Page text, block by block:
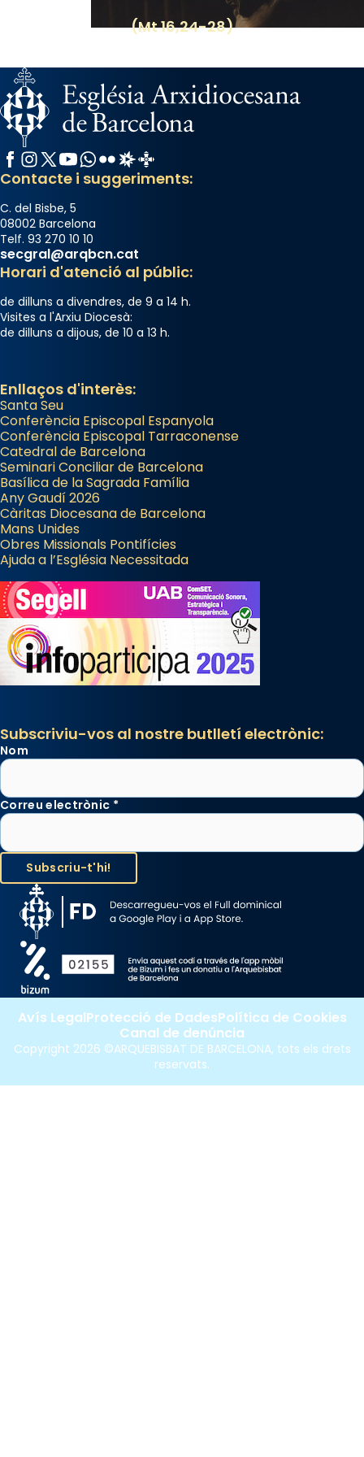
(Mt 16,24-28)
Facebook
Instagram
X / Twitter
YouTube
WhatsApp
FlickrRadio Estel
Catalunya Cristiana
Contacte i suggeriments:
C. del Bisbe, 5
08002 Barcelona
Telf. 93 270 10 10
secgral@arqbcn.cat
Horari d'atenció al públic:
de dilluns a divendres, de 9 a 14 h.
Visites a l'Arxiu Diocesà:
de dilluns a dijous, de 10 a 13 h.
Enllaços d'interès:
Santa Seu
Conferència Episcopal Espanyola
Conferència Episcopal Tarraconense
Catedral de Barcelona
Seminari Conciliar de Barcelona
Basílica de la Sagrada Família
Any Gaudí 2026
Càritas Diocesana de Barcelona
Mans Unides
Obres Missionals Pontifícies
Ajuda a l’Església Necessitada
Subscriviu-vos al nostre butlletí electrònic:
Nom
Correu electrònic *
Copyright 2026 ©ARQUEBISBAT DE BARCELONA, tots els drets
reservats.
Avís LegalProtecció de DadesPolítica de Cookies
Canal de denúncia